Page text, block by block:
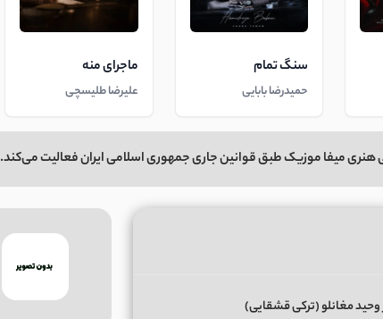
سنگ تمام
حمیدرضا بابایی
ماجرای منه
علیرضا طلیسچی
هنری میفا موزیک طبق قوانین جاری جمهوری اسلامی ایران فعالیت می‌کند.
وحید مغانلو (ترکی قشقایی)